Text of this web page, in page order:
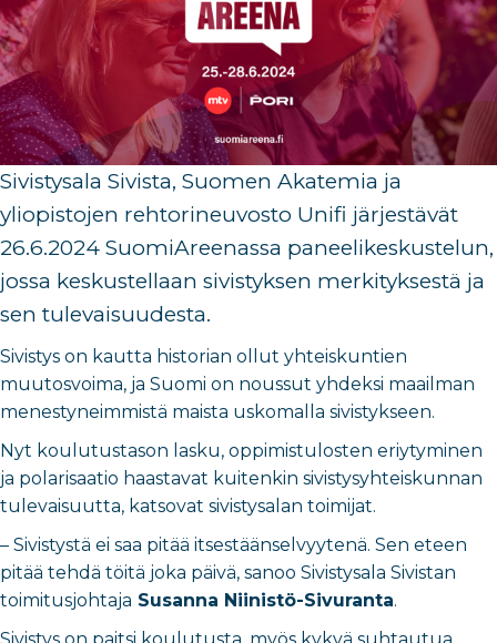
Sivistysala Sivista, Suomen Akatemia ja
yliopistojen rehtorineuvosto Unifi järjestävät
26.6.2024 SuomiAreenassa paneelikeskustelun,
jossa keskustellaan sivistyksen merkityksestä ja
sen tulevaisuudesta.
Sivistys on kautta historian ollut yhteiskuntien
muutosvoima, ja Suomi on noussut yhdeksi maailman
menestyneimmistä maista uskomalla sivistykseen.
Nyt koulutustason lasku, oppimistulosten eriytyminen
ja polarisaatio haastavat kuitenkin sivistysyhteiskunnan
tulevaisuutta, katsovat sivistysalan toimijat.
– Sivistystä ei saa pitää itsestäänselvyytenä. Sen eteen
pitää tehdä töitä joka päivä, sanoo Sivistysala Sivistan
toimitusjohtaja Susanna Niinistö-Sivuranta.